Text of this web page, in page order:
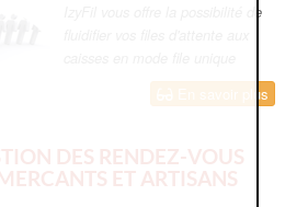
IzyFil vous offre la possibilité de
En savoir plus
DES RENDEZ-VOUS
ET ARTISANS